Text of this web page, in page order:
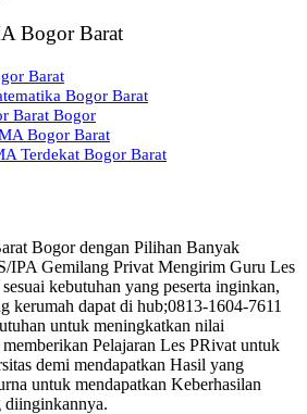
Bogor Barat
Barat
Bogor Barat
Barat Bogor
Bogor Barat
Terdekat Bogor Barat
Bogor dengan Pilihan Banyak
IPA Gemilang Privat Mengirim Guru Les
kebutuhan yang peserta inginkan,
kerumah dapat di hub;0813-1604-7611
untuk meningkatkan nilai
Pelajaran Les PRivat untuk
demi mendapatkan Hasil yang
untuk mendapatkan Keberhasilan
diinginkannya.